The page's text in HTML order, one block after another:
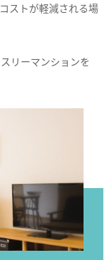
ストが軽減される場
リーマンションを